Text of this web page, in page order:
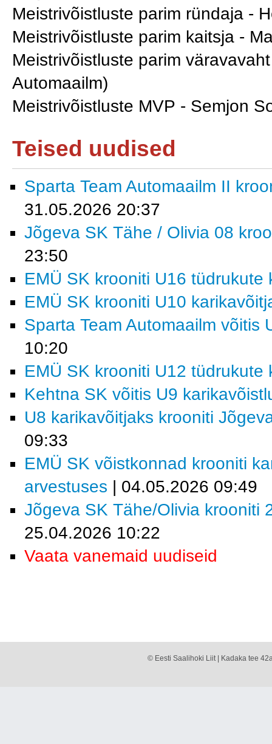
Meistrivõistluste parim ründaja -
Meistrivõistluste parim kaitsja -
Meistrivõistluste parim
Automaailm)
Meistrivõistluste MVP - Semjon
Teised uudised
Sparta Team Automaailm II
31.05.2026 20:37
Jõgeva SK Tähe / Olivia 08
23:50
EMÜ SK krooniti U16 tüdrukute
EMÜ SK krooniti U10
Sparta Team Automaailm võitis
10:20
EMÜ SK krooniti U12 tüdrukute
Kehtna SK võitis U9
U8 karikavõitjaks krooniti
09:33
EMÜ SK võistkonnad krooniti
arvestuses | 04.05.2026 09:49
Jõgeva SK Tähe/Olivia krooniti
25.04.2026 10:22
Vaata vanemaid uudiseid
© Eesti Saalihoki Liit | Kadaka tee